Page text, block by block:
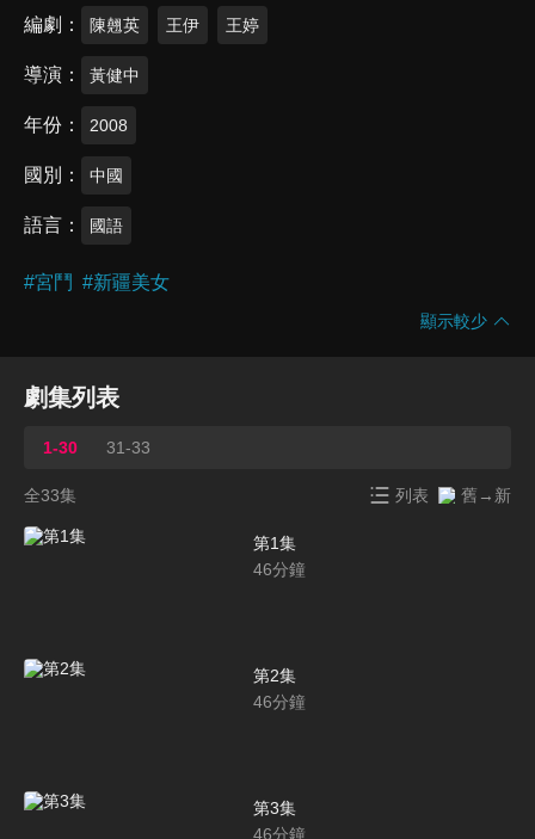
編劇 陳翹英 王伊 王婷
導演 黃健中
年份 2008
國別 中國
語言 國語
#宮鬥 #新疆美女
顯示較少
劇集列表
1-30 31-33
全33集 列表 舊→新
第1集
46分鐘
第2集
46分鐘
第3集
46分鐘